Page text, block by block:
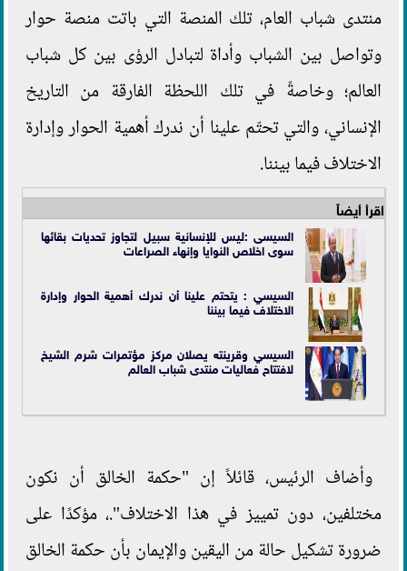
منتدى شباب العام، تلك المنصة التي باتت منصة حوار
وتواصل بين الشباب وأداة لتبادل الرؤى بين كل شباب
العالم؛ وخاصةً في تلك اللحظة الفارقة من التاريخ
الإنساني، والتي تحتّم علينا أن ندرك أهمية الحوار وإدارة
الاختلاف فيما بيننا.
اقرأ أيضاً
السيسى :ليس للإنسانية سبيل لتجاوز تحديات بقائها
سوى اخلاص النوايا وإنهاء الصراعات
السيسي : يتحتم علينا أن ندرك أهمية الحوار وإدارة
الاختلاف فيما بيننا
السيسي وقرينته يصلان مركز مؤتمرات شرم الشيخ
لافتتاح فعاليات منتدى شباب العالم
وأضاف الرئيس، قائلاً إن "حكمة الخالق أن نكون
مختلفين، دون تمييز في هذا الاختلاف".، مؤكدًا على
ضرورة تشكيل حالة من اليقين والإيمان بأن حكمة الخالق